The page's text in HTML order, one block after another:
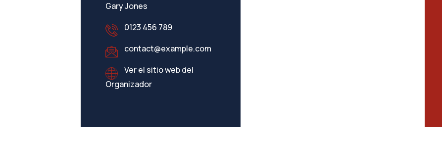
Gary Jones
0123 456 789
contact@example.com
Ver el sitio web del
Organizador